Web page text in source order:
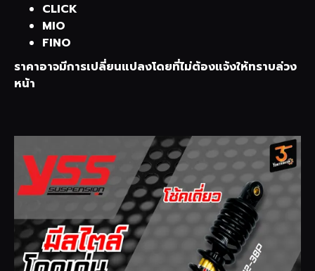
CLICK
MIO
FINO
ราคาอาจมีการเปลี่ยนแปลงโดยที่ไม่ต้องแจ้งให้ทราบล่วง
หน้า